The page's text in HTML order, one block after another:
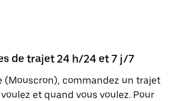
de trajet 24 h/24 et 7 j/7
(Mouscron), commandez un trajet
et quand vous voulez. Pour